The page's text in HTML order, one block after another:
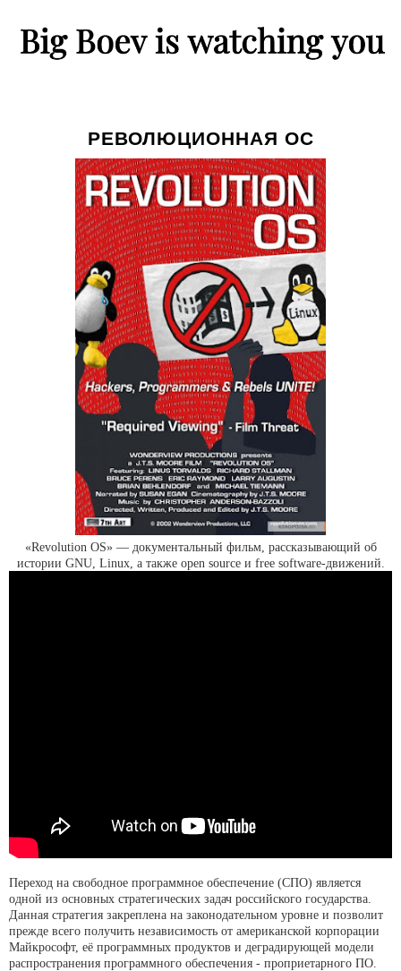
РЕВОЛЮЦИОННАЯ ОС
«Revolution OS» — документальный фильм, рассказывающий об
истории GNU, Linux, а также open source и free software-движений.
Переход на свободное программное обеспечение (СПО) является
одной из основных стратегических задач российского государства.
Данная стратегия закреплена на законодательном уровне и позволит
прежде всего получить независимость от американской корпорации
Майкрософт, её программных продуктов и деградирующей модели
распространения программного обеспечения - проприетарного ПО.